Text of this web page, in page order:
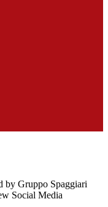
by Gruppo Spaggiari
Social Media